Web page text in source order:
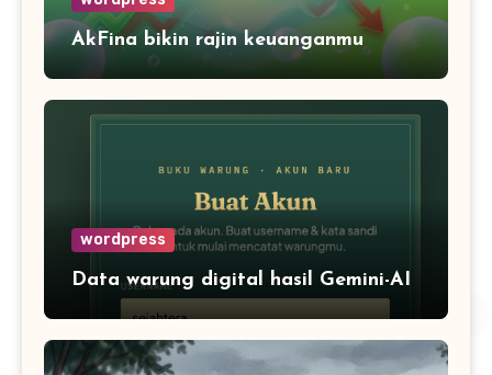
AkFina bikin rajin keuanganmu
wordpress
Data warung digital hasil Gemini-AI